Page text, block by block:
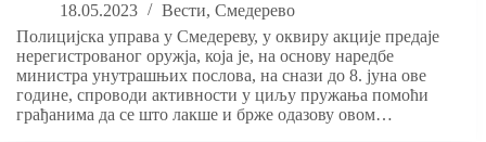
18.05.2023 Вести, Смедерево
Полицијска управа у Смедереву, у оквиру акције предаје
нерегистрованог оружја, која је, на основу наредбе
министра унутрашњих послова, на снази до 8. јуна ове
године, спроводи активности у циљу пружања помоћи
грађанима да се што лакше и брже одазову овом…